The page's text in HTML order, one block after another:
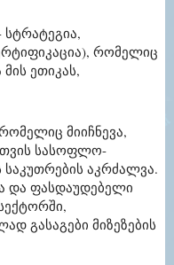
რომელიც
ეთიკას,
მიიჩნევა,
სასოფლო-
საკუთრების აკრძალვა.
და ფასდაუდებელი
გასაგები მიზეზების